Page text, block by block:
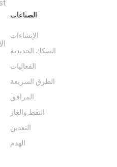
الصناعات
الإنشاءات
السكك الحديدية
الفعاليات
الطرق السريعة
المرافق
النفط والغاز
التعدين
الهدم